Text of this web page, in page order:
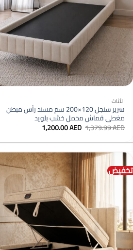
الأثاث
سرير سنجل 120×200 سم مسند رأس مبطن
مغطى قماش مخمل خشب بلويد
1,379.99AED السعر
الأصلي
هو:
1,379.99 AED.
1,200.00AED
هو:
1,200.00 AED.
تخفيض